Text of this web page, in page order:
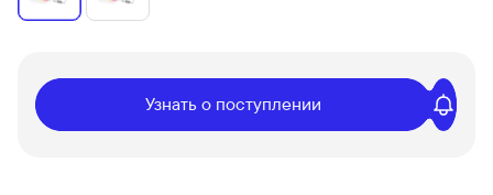
Узнать о поступлении